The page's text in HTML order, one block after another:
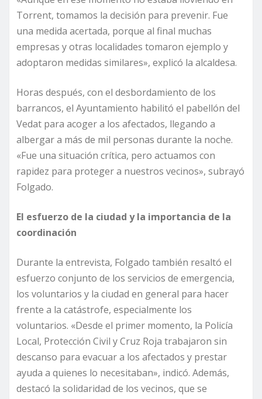
Torrent, tomamos la decisión para prevenir. Fue
una medida acertada, porque al final muchas
empresas y otras localidades tomaron ejemplo y
adoptaron medidas similares», explicó la alcaldesa.
Horas después, con el desbordamiento de los
barrancos, el Ayuntamiento habilitó el pabellón del
Vedat para acoger a los afectados, llegando a
albergar a más de mil personas durante la noche.
«Fue una situación crítica, pero actuamos con
rapidez para proteger a nuestros vecinos», subrayó
Folgado.
El esfuerzo de la ciudad y la importancia de la
coordinación
Durante la entrevista, Folgado también resaltó el
esfuerzo conjunto de los servicios de emergencia,
los voluntarios y la ciudad en general para hacer
frente a la catástrofe, especialmente los
voluntarios. «Desde el primer momento, la Policía
Local, Protección Civil y Cruz Roja trabajaron sin
descanso para evacuar a los afectados y prestar
ayuda a quienes lo necesitaban», indicó. Además,
destacó la solidaridad de los vecinos, que se